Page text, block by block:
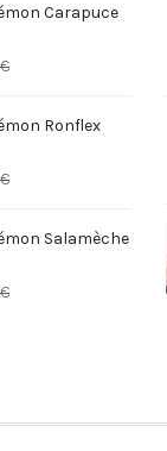
Carapuce
€
Ronflex
€
Salamèche
€